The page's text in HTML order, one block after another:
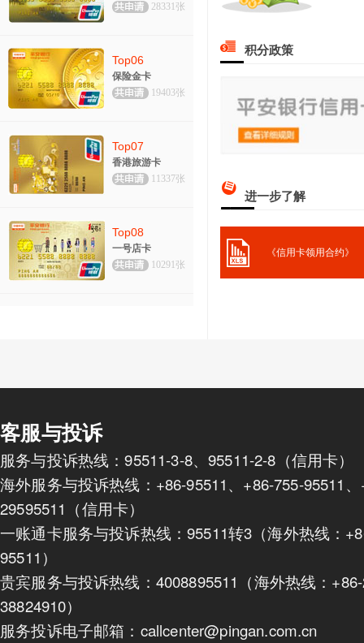
28331张
Top06
保险金卡
19403张
Top07
香港旅游卡
11337张
Top08
一号店卡
10291张
积分政策
进一步了解
《信用卡领用合约》
客服与投诉
服务与投诉热线：95511-3-8、95511-2-8（信用卡）
海外服务与投诉热线：+86-95511、+86-755-95511
29595511（信用卡）
一账通卡服务与投诉热线：95511转3（海外热线：
95511）
贵宾服务与投诉热线：4008895511（海外热线：
38824910）
服务投诉电子邮箱：callcenter@pingan.com.cn